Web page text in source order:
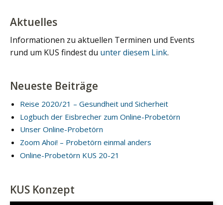
Aktuelles
Informationen zu aktuellen Terminen und Events
rund um KUS findest du unter diesem Link.
Neueste Beiträge
Reise 2020/21 – Gesundheit und Sicherheit
Logbuch der Eisbrecher zum Online-Probetörn
Unser Online-Probetörn
Zoom Ahoi! – Probetörn einmal anders
Online-Probetörn KUS 20-21
KUS Konzept